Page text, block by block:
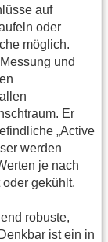
auf
oder
möglich.
und
Er
„Active
werden
je nach
gekühlt.
robuste,
ist ein in